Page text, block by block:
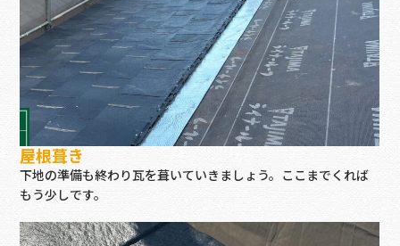
屋根葺き
下地の準備も終わり瓦を葺いていきましょう。ここまでくれば
もう少しです。